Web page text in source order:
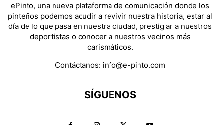
ePinto, una nueva plataforma de comunicación donde los
pinteños podemos acudir a revivir nuestra historia, estar al
día de lo que pasa en nuestra ciudad, prestigiar a nuestros
deportistas o conocer a nuestros vecinos más
carismáticos.
Contáctanos: info@e-pinto.com
SÍGUENOS